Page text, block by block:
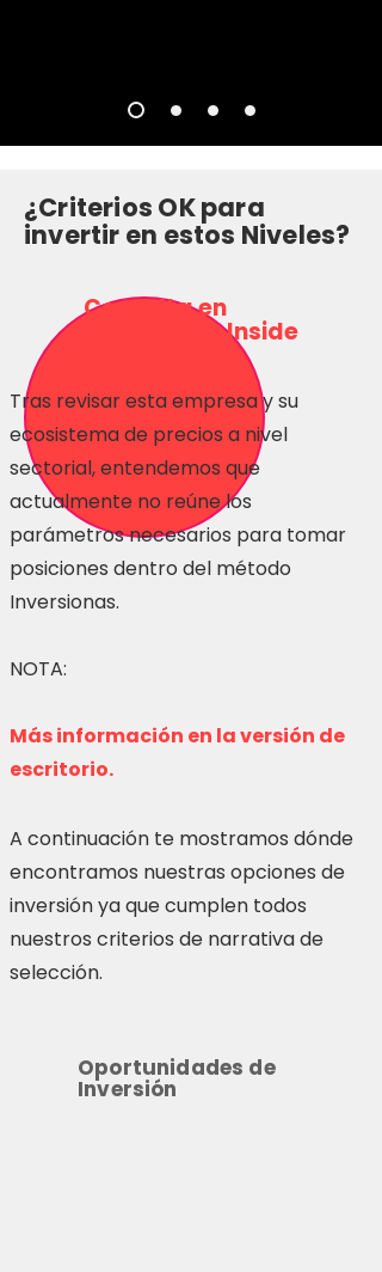
¿Criterios OK para
invertir en estos Niveles?
Consulta en
Inversionas Inside
Tras revisar esta empresa y su
ecosistema de precios a nivel
sectorial, entendemos que
actualmente no reúne los
parámetros necesarios para tomar
posiciones dentro del método
Inversionas.
NOTA:
Más información en la versión de
escritorio.
A continuación te mostramos dónde
encontramos nuestras opciones de
inversión ya que cumplen todos
nuestros criterios de narrativa de
selección.
Oportunidades de
Inversión